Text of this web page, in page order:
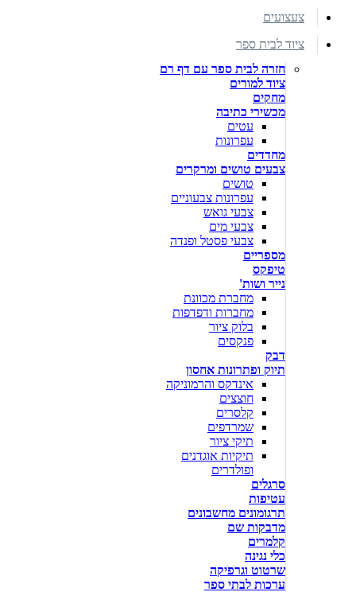
צעצועים
ציוד לבית ספר
חזרה לבית ספר עם דף רם
ציוד למורים
מחקים
מכשירי כתיבה
עטים
עפרונות
מחדדים
צבעים טושים ומרקרים
טושים
עפרונות צבעוניים
צבעי גואש
צבעי מים
צבעי פסטל ופנדה
מספריים
טיפקס
נייר ושות'
מחברת מכוונת
מחברות ודפדפות
בלוק ציור
פנקסים
דבק
תיוק ופתרונות אחסון
אינדקס והרמוניקה
חוצצים
קלסרים
שמרדפים
תיקי ציור
תיקיות אוגדנים
ופולדרים
סרגלים
עטיפות
תרגומונים מחשבונים
מדבקות שם
קלמרים
כלי נגינה
שרטוט וגרפיקה
ערכות לבתי ספר